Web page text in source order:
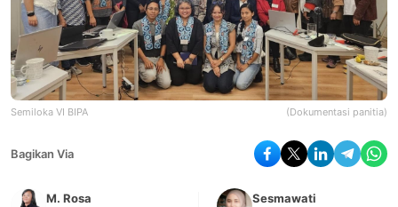
Semiloka VI BIPA (Dokumentasi panitia)
Bagikan Via
M. Rosa
Sesmawati